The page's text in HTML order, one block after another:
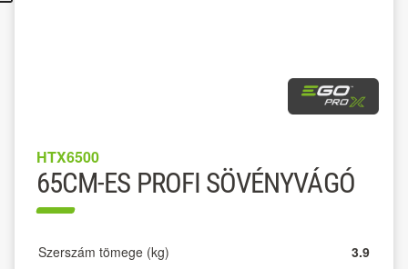
HTX6500
65CM-ES PROFI SÖVÉNYVÁGÓ
Szerszám tömege (kg) 3.9